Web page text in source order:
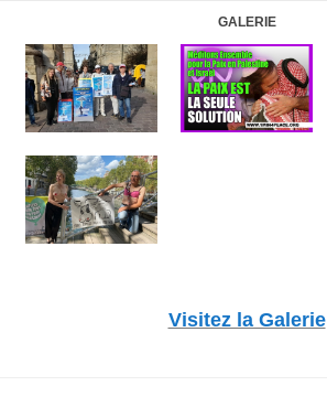
GALERIE
Visitez la Galerie